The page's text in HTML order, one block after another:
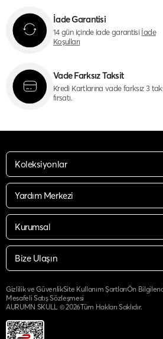
İade Garantisi
14 gün içinde iade garantisiİade
Koşulları
Vade Farksız Taksit
Kredi Kartlarına vade farksız 3
fırsatı.
Koleksiyonlar
Yardım Merkezi
Kurumsal
Bize Ulaşın
Gizlilik ve GüvenlikSite Kullanım ŞartlarıÖn
Mesafeli Satış Sözleşmesi
AURUMN SKULL ©2026Tüm Hakları Saklıdır.